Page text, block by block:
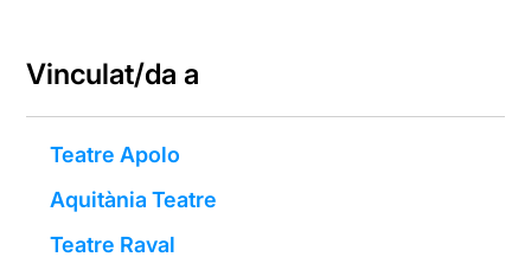
Vinculat/da a
Teatre Apolo
Aquitània Teatre
Teatre Raval